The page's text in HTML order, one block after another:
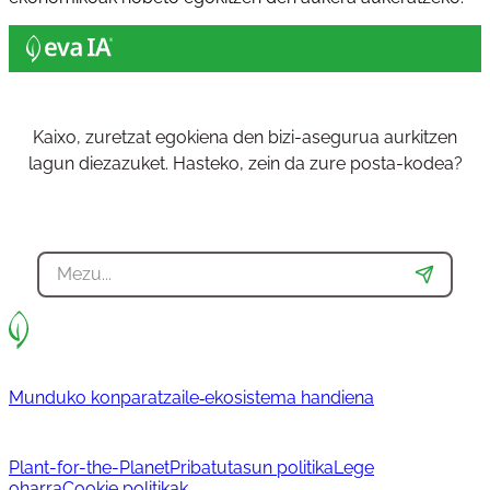
Kaixo, zuretzat egokiena den bizi-asegurua aurkitzen
lagun diezazuket. Hasteko, zein da zure posta-kodea?
Munduko konparatzaile‐ekosistema handiena
Plant-for-the-PlanetPribatutasun politikaLege